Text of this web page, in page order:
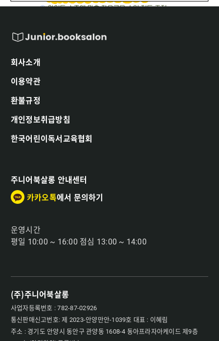
회사소개
이용약관
환불규정
개인정보취급방침
한국어린이독서교육협회
주니어북살롱 안내센터
카카오톡에서 문의하기
운영시간
평일 10:00 ~ 16:00 점심 13:00 ~ 14:00
(주)주니어북살롱
사업자등록번호 : 782-87-02926
통신판매신고번호: 제 2023-안양만안-1039호 대표 : 이혜림
주소 : 경기도 안양시 동안구 관양동 1608-4 동아프라자아케이드 제9층